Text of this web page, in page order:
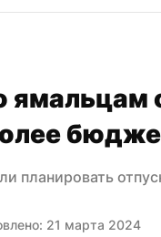
ямальцам
планировать
21 марта 2024